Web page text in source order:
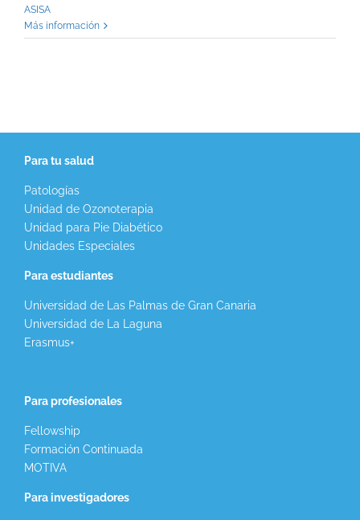
ASISA
Más información
Para tu salud
Patologías
Unidad de Ozonoterapia
Unidad para Pie Diabético
Unidades Especiales
Para estudiantes
Universidad de Las Palmas de Gran Canaria
Universidad de La Laguna
Erasmus+
Para profesionales
Fellowship
Formación Continuada
MOTIVA
Para investigadores